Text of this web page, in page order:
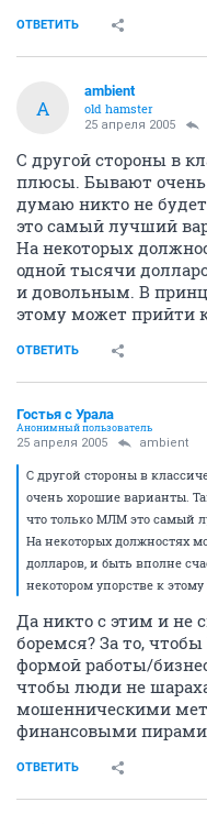
ОТВЕТИТЬ
A
ambient
old hamster
25 апреля 2005
С другой стороны в
плюсы. Бывают очень
думаю никто не
это самый лучший
На некоторых
одной тысячи
и довольным. В
этому может прийти
ОТВЕТИТЬ
Гостья с Урала
Анонимный пользователь
25 апреля 2005 ambient
С другой стороны в
очень хорошие варианты.
что только МЛМ это самый
На некоторых должностях
долларов, и быть вполне
некотором упорстве к
Да никто с этим и не
боремся? За то,
формой работы/
чтобы люди не
мошенническими
финансовыми
ОТВЕТИТЬ